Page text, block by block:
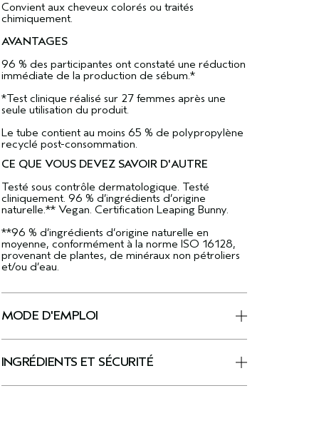
Convient aux cheveux colorés ou traités
chimiquement.
AVANTAGES
96 % des participantes ont constaté une réduction
immédiate de la production de sébum.*
*Test clinique réalisé sur 27 femmes après une
seule utilisation du produit.
Le tube contient au moins 65 % de polypropylène
recyclé post-consommation.
CE QUE VOUS DEVEZ SAVOIR D'AUTRE
Testé sous contrôle dermatologique. Testé
cliniquement. 96 % d’ingrédients d’origine
naturelle.** Vegan. Certification Leaping Bunny.
**96 % d’ingrédients d’origine naturelle en
moyenne, conformément à la norme ISO 16128,
provenant de plantes, de minéraux non pétroliers
et/ou d’eau.
MODE D'EMPLOI
INGRÉDIENTS ET SÉCURITÉ